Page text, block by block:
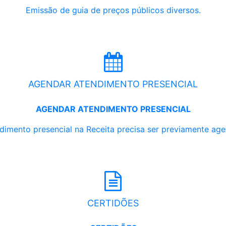
Emissão de guia de preços públicos diversos.
AGENDAR ATENDIMENTO PRESENCIAL
AGENDAR ATENDIMENTO PRESENCIAL
presencial na Receita precisa ser previamente
CERTIDÕES